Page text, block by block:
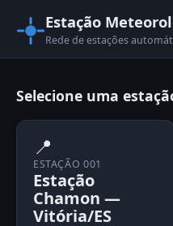
Estação
Rede de estações
Selecione uma
📍
ESTAÇÃO 001
Estação
Chamon —
Vitória/ES